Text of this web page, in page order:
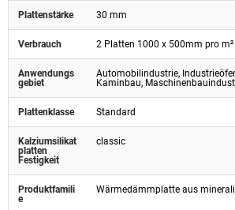
Plattenstärke 30 mm
Verbrauch 2 Platten 1000 x 500mm pro m²
Anwendungs
gebiet
Automobilindustrie,
Kaminbau,
Plattenklasse Standard
Kalziumsilikat
platten
Festigkeit
classic
Produktfamili
e
Wärmedämmplatte aus